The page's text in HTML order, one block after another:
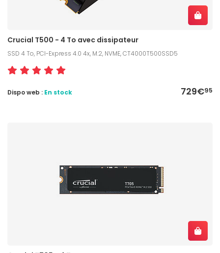
Crucial T500 - 4 To avec dissipateur
SSD 4 To, PCI-Express 4.0 4x, M.2, NVME, CT4000T500SSD5
729€95
Dispo web : En stock